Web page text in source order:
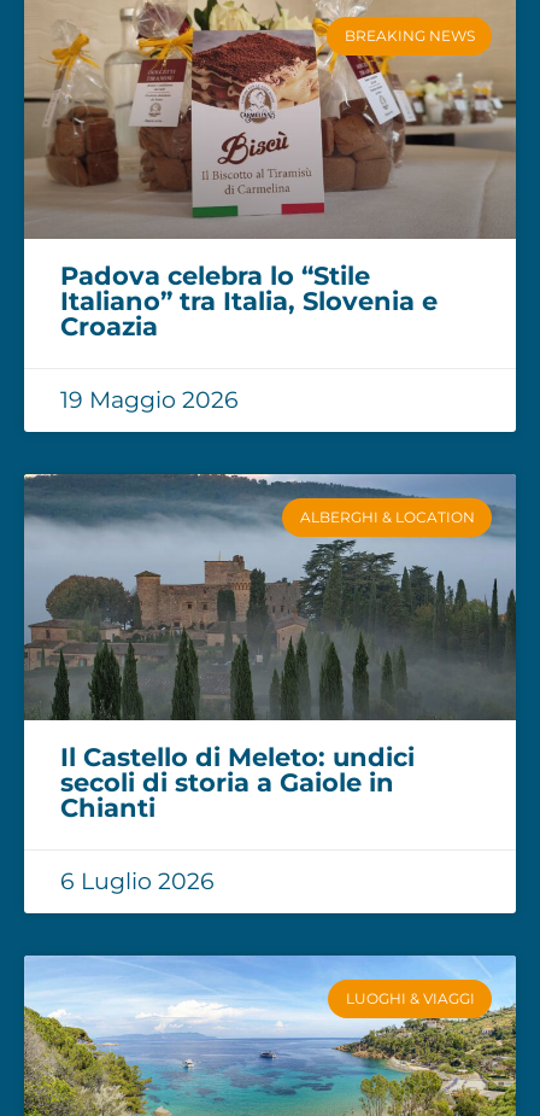
BREAKING NEWS
Padova celebra lo “Stile
Italiano” tra Italia, Slovenia e
Croazia
19 Maggio 2026
ALBERGHI & LOCATION
Il Castello di Meleto: undici
secoli di storia a Gaiole in
Chianti
6 Luglio 2026
LUOGHI & VIAGGI